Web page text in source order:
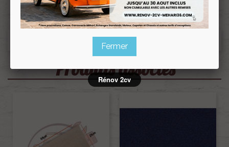
Produits associés
Fermer
Rénov 2cv